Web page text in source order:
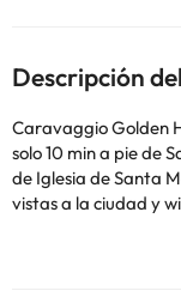
Descripción
Caravaggio Golden
solo 10 min a pie de
de Iglesia de Santa
vistas a la ciudad y
pie de Dársena de
apartamento con